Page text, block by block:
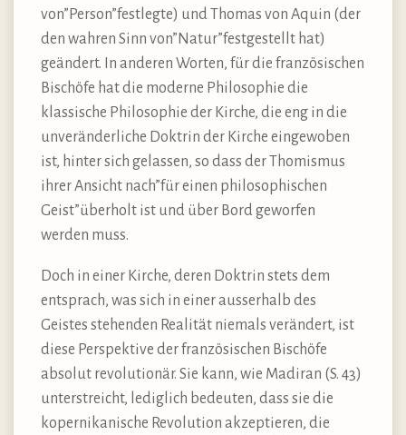
von”Person”festlegte) und Thomas von Aquin (der
den wahren Sinn von”Natur”festgestellt hat)
geändert. In anderen Worten, für die französischen
Bischöfe hat die moderne Philosophie die
klassische Philosophie der Kirche, die eng in die
unveränderliche Doktrin der Kirche eingewoben
ist, hinter sich gelassen, so dass der Thomismus
ihrer Ansicht nach”für einen philosophischen
Geist”überholt ist und über Bord geworfen
werden muss.
Doch in einer Kirche, deren Doktrin stets dem
entsprach, was sich in einer ausserhalb des
Geistes stehenden Realität niemals verändert, ist
diese Perspektive der französischen Bischöfe
absolut revolutionär. Sie kann, wie Madiran (S. 43)
unterstreicht, lediglich bedeuten, dass sie die
kopernikanische Revolution akzeptieren, die